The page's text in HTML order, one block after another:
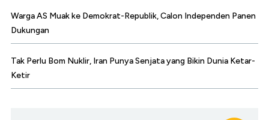
Warga AS Muak ke Demokrat-Republik, Calon Independen Panen
Dukungan
Tak Perlu Bom Nuklir, Iran Punya Senjata yang Bikin Dunia Ketar-
Ketir